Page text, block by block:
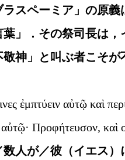
スペーミア」の原義
」．その祭司長は
敬神」と叫ぶ者こそ
ἐμπτύειν αὐτῷ καὶ
αὐτῷ· Προφήτευσον, καὶ
人が／彼（イエス